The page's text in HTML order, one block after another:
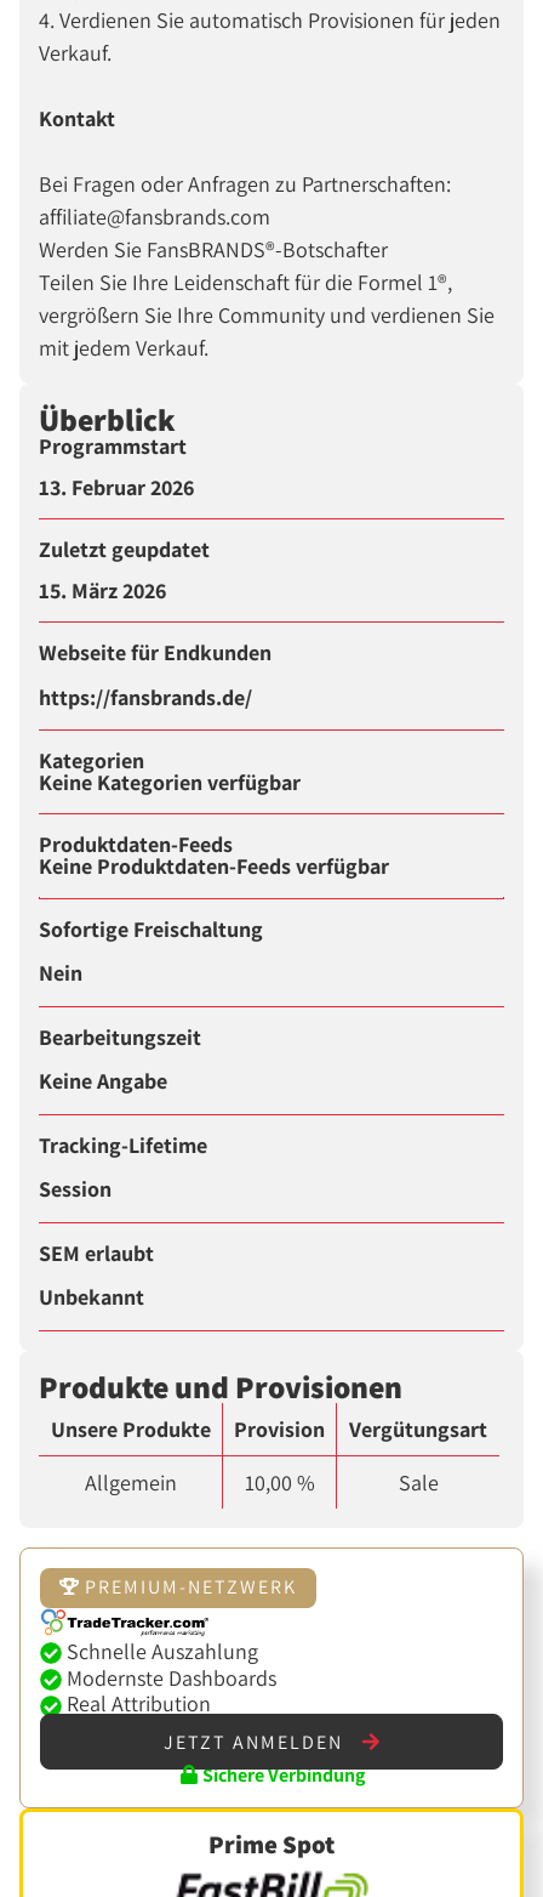
4. Verdienen Sie automatisch Provisionen für jeden
Verkauf.
Kontakt
Bei Fragen oder Anfragen zu Partnerschaften:
affiliate@fansbrands.com
Werden Sie FansBRANDS®-Botschafter
Teilen Sie Ihre Leidenschaft für die Formel 1®,
vergrößern Sie Ihre Community und verdienen Sie
mit jedem Verkauf.
Überblick
Programmstart
13. Februar 2026
Zuletzt geupdatet
15. März 2026
Webseite für Endkunden
https://fansbrands.de/
Kategorien
Keine Kategorien verfügbar
Produktdaten-Feeds
Keine Produktdaten-Feeds verfügbar
Sofortige Freischaltung
Nein
Bearbeitungszeit
Keine Angabe
Tracking-Lifetime
Session
SEM erlaubt
Unbekannt
Produkte und Provisionen
Unsere Produkte Provision
Vergütungsart
Allgemein
10,00 % Sale
PREMIUM-NETZWERK
Schnelle Auszahlung
Modernste Dashboards
Real Attribution
JETZT ANMELDEN
Sichere Verbindung
Prime Spot